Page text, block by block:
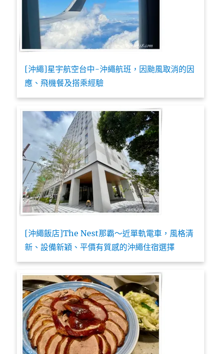
[沖繩]星宇航空台中-沖繩航班，因颱風取消的因
應、飛機餐及搭乘經驗
[沖繩飯店]The Nest那霸～近單軌電車，風格清
新、設備新穎、平價有質感的沖繩住宿選擇